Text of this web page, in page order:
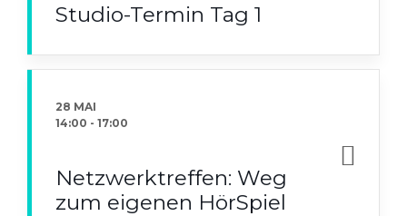
Studio-Termin Tag 1
28 MAI
14:00 - 17:00
Netzwerktreffen: Weg
zum eigenen HörSpiel